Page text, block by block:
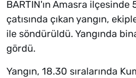
BARTIN'ın Amasra ilçesinde
çatısında çıkan yangın,
ile söndürüldü. Yangında
gördü.
Yangın, 18.30 sıralarında